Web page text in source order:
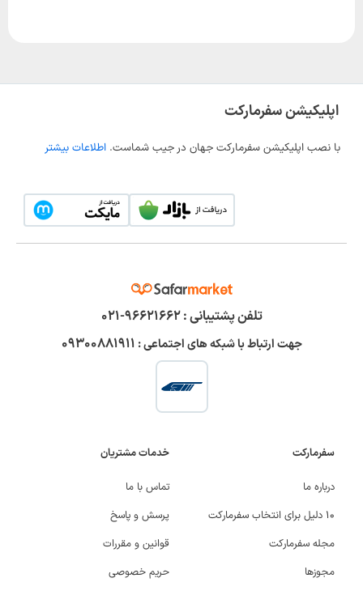
اپلیکیشن سفرمارکت
با نصب اپلیکیشن سفرمارکت جهان در جیب شماست. اطلاعات بیشتر
تلفن پشتیبانی :۹۶۶۲۱۶۶۲-۰۲۱
جهت ارتباط با شبکه های اجتماعی : ۰۹۳۰۰۸۸۱۹۱۱
سفرمارکت
درباره ما
۱۰ دلیل برای انتخاب سفرمارکت
مجله سفرمارکت
مجوزها
خدمات مشتریان
تماس با ما
پرسش و پاسخ
قوانین و مقررات
حریم خصوصی